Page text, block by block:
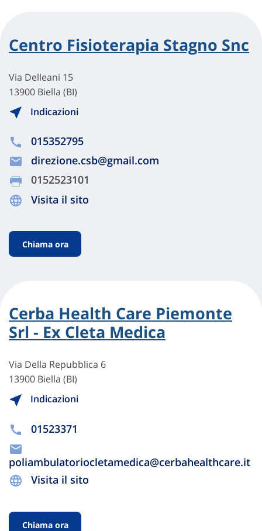
Centro Fisioterapia Stagno Snc
Via Delleani 15
13900 Biella (BI)
Indicazioni
015352795
direzione.csb@gmail.com
0152523101
Visita il sito
Chiama ora
Cerba Health Care Piemonte
Srl - Ex Cleta Medica
Via Della Repubblica 6
13900 Biella (BI)
Indicazioni
01523371
poliambulatoriocletamedica@cerbahealthcare.it
Visita il sito
Chiama ora